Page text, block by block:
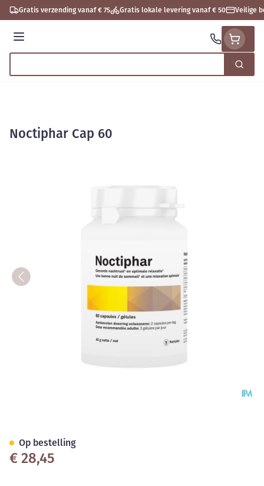
Ga naar de inhoud
Gratis verzending vanaf € 75 Gratis lokale levering vanaf € 50 Veilige
Menu
Zoek
Noctiphar Cap 60
€ 28,45
Op bestelling